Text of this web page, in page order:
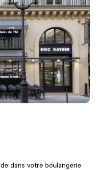
dans votre boulangerie